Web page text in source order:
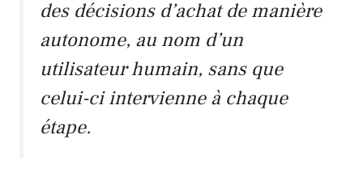
des décisions d’achat de manière
autonome, au nom d’un
utilisateur humain, sans que
celui-ci intervienne à chaque
étape.